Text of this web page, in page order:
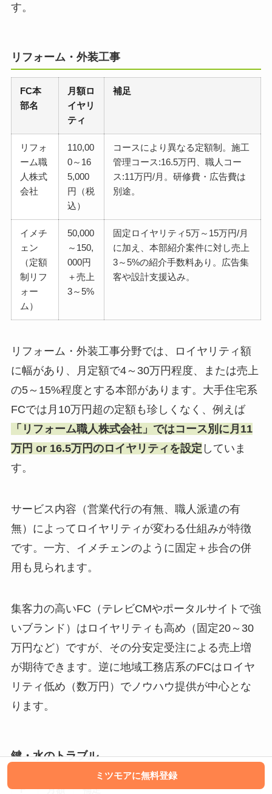
す。
リフォーム・外装工事
FC本
部名
月額ロ
イヤリ
ティ
補足
リフォ
ーム職
人株式
会社
110,00
0～16
5,000
円（税
込）
コースにより異なる定額制。施工
管理コース:16.5万円、職人コー
ス:11万円/月。研修費・広告費は
別途。
イメチ
ェン
（定額
制リフ
ォー
ム）
50,000
～150,
000円
＋売上
3～5%
固定ロイヤリティ5万～15万円/月
に加え、本部紹介案件に対し売上
3～5%の紹介手数料あり。広告集
客や設計支援込み。
リフォーム・外装工事分野では、ロイヤリティ額
に幅があり、月定額で4～30万円程度、または売上
の5～15%程度とする本部があります。大手住宅系
FCでは月10万円超の定額も珍しくなく、例えば
「リフォーム職人株式会社」ではコース別に月11
万円 or 16.5万円のロイヤリティを設定 していま
す。
サービス内容（営業代行の有無、職人派遣の有
無）によってロイヤリティが変わる仕組みが特徴
です。一方、イメチェンのように固定＋歩合の併
用も見られます。
集客力の高いFC（テレビCMやポータルサイトで強
いブランド）はロイヤリティも高め（固定20～30
万円など）ですが、その分安定受注による売上増
が期待できます。逆に地域工務店系のFCはロイヤ
リティ低め（数万円）でノウハウ提供が中心とな
ります。
鍵・水のトラブル
F 月額 補足
ミツモアに無料登録